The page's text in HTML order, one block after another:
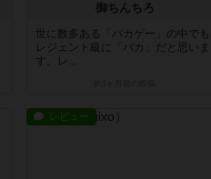
御ちんちろ
世に数多ある「バカゲー」の中でも
レジェント級に「バカ」だと思いま
す。レ...
レビュー